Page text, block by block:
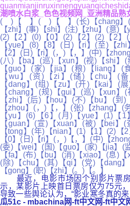
潮喷水白浆_色色视频网_亚洲精品熟
( )【 】( )【 】(长)【chang】(
【zhi】(事)【shi】(注)【zhu】(意)【
(2)【2】(0)【0】(2)【2】(2)【2
【yue】(8)【8】(日)【ri】(至)【
【2】(日)【ri】(，)【，】(中)【
(八)【ba】(巡)【xun】(视)【shi】
【guo】(家)【jia】(粮)【liang】(
【wu】(资)【zi】(储)【chu】(
【dang】(组)【zu】(开)【kai】(
【chang】(规)【gui】(巡)【xun
【zhi】(后)【hou】(不)【bu】(到
【zhou】(，)【，】(张)【zhang】(
【yu】(6)【6】(月)【yue】(1)【
【guan】(宣)【xuan】(被)【bei】
【tong】(年)【nian】(1)【1】(2)【
【0】(日)【ri】(，)【，】(中)【
(委)【wei】(国)【guo】(家)【jia】(
【fa】(布)【bu】(消)【xiao】(息)
(除)【chu】(其)【qi】(党)【dang
【gong】(职)【zhi】(。)【。】
最近，电影市场因个别影片票房
示，某影片上映首日票房仅为75元
导致一些舆论认为，“影业寒冬真的来
瓜51c - mbachina网-ft中文网-ft中文